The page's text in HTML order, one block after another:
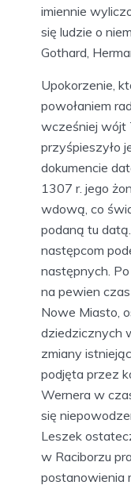
imiennie
się ludzie o
Gothard,
Upokorzenie,
powołaniem
wcześniej wójt
przyśpieszyło
dokumencie
1307 r. jego
wdową, co
podaną tu
następcom
następnych.
na pewien
Nowe Miasto,
dziedzicznych
zmiany
podjęta przez
Wernera w
się
Leszek
w Raciborzu
postanowienia